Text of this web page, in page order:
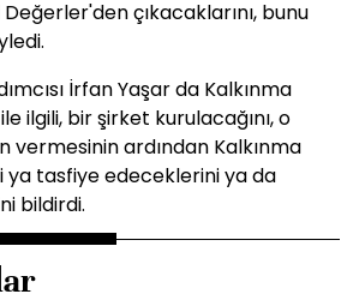
çıkacaklarını, bunu
İrfan Yaşar da Kalkınma
ilgili, bir şirket kurulacağını, o
vermesinin ardından Kalkınma
ya tasfiye edeceklerini ya da
bildirdi.